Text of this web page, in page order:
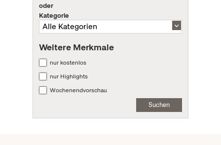
oder
Kategorie
Weitere Merkmale
nur kostenlos
nur Highlights
Wochenendvorschau
Suchen